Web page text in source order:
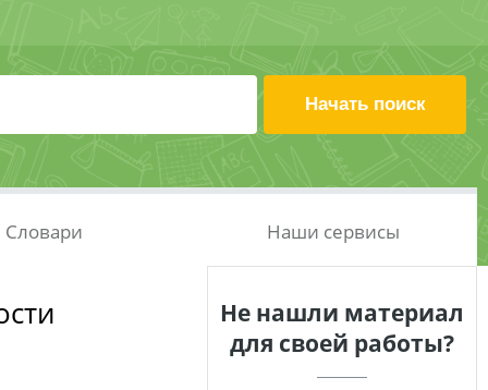
Словари Наши сервисы
Не нашли материал
для своей работы?